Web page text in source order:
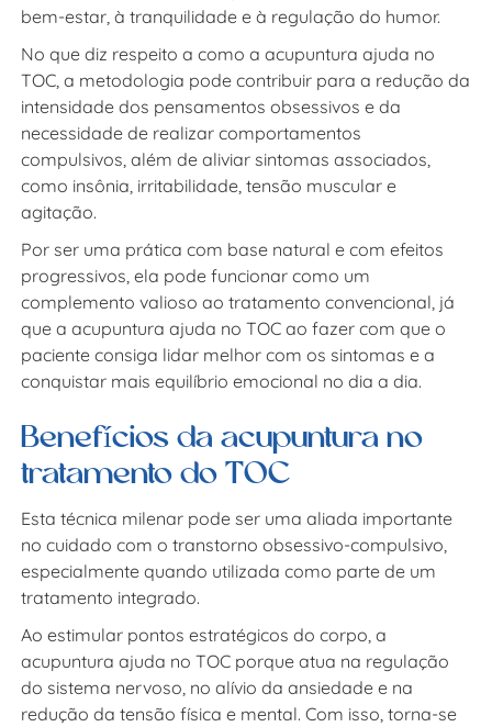
bem-estar, à tranquilidade e à regulação do humor.
No que diz respeito acomo a acupuntura ajuda no
TOC , a metodologia pode contribuir para a redução da
intensidade dos pensamentos obsessivos e da
necessidade de realizar comportamentos
compulsivos, além de aliviar sintomas associados,
como insônia, irritabilidade, tensão muscular e
agitação.
Por ser uma prática com base natural e com efeitos
progressivos, ela pode funcionar como um
complemento valioso ao tratamento convencional, já
que aacupuntura ajuda no TOCao fazer com que o
paciente consiga lidar melhor com os sintomas e a
conquistar mais equilíbrio emocional no dia a dia.
Benefícios da acupuntura no
tratamento do TOC
Esta técnica milenar pode ser uma aliada importante
no cuidado com o transtorno obsessivo-compulsivo,
especialmente quando utilizada como parte de um
tratamento integrado.
Ao estimular pontos estratégicos do corpo, a
acupuntura ajuda no TOC porque atua na regulação
do sistema nervoso, no alívio da ansiedade e na
redução da tensão física e mental. Com isso, torna-se